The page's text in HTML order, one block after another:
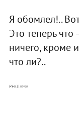
Я обомлел!..
Это теперь что
ничего, кроме
что ли?..
РЕКЛАМА